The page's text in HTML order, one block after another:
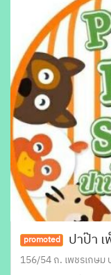
promoted ปาป๊า
156/54 ถ. เพชรเกษม